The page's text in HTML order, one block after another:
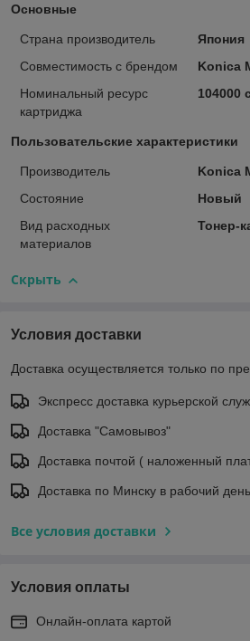
Основные
Страна производитель
Япония
Совместимость с брендом
Konica
Номинальный ресурс
картриджа
104000
Пользовательские характеристики
Производитель
Konica
Состояние
Новый
Вид расходных
материалов
Тонер-
Скрыть
Условия доставки
Доставка осуществляется только по
Экспресс доставка курьерской
Доставка "Самовывоз"
Доставка почтой ( наложенный
Доставка по Минску в рабочий
Все условия доставки
Условия оплаты
Онлайн-оплата картой